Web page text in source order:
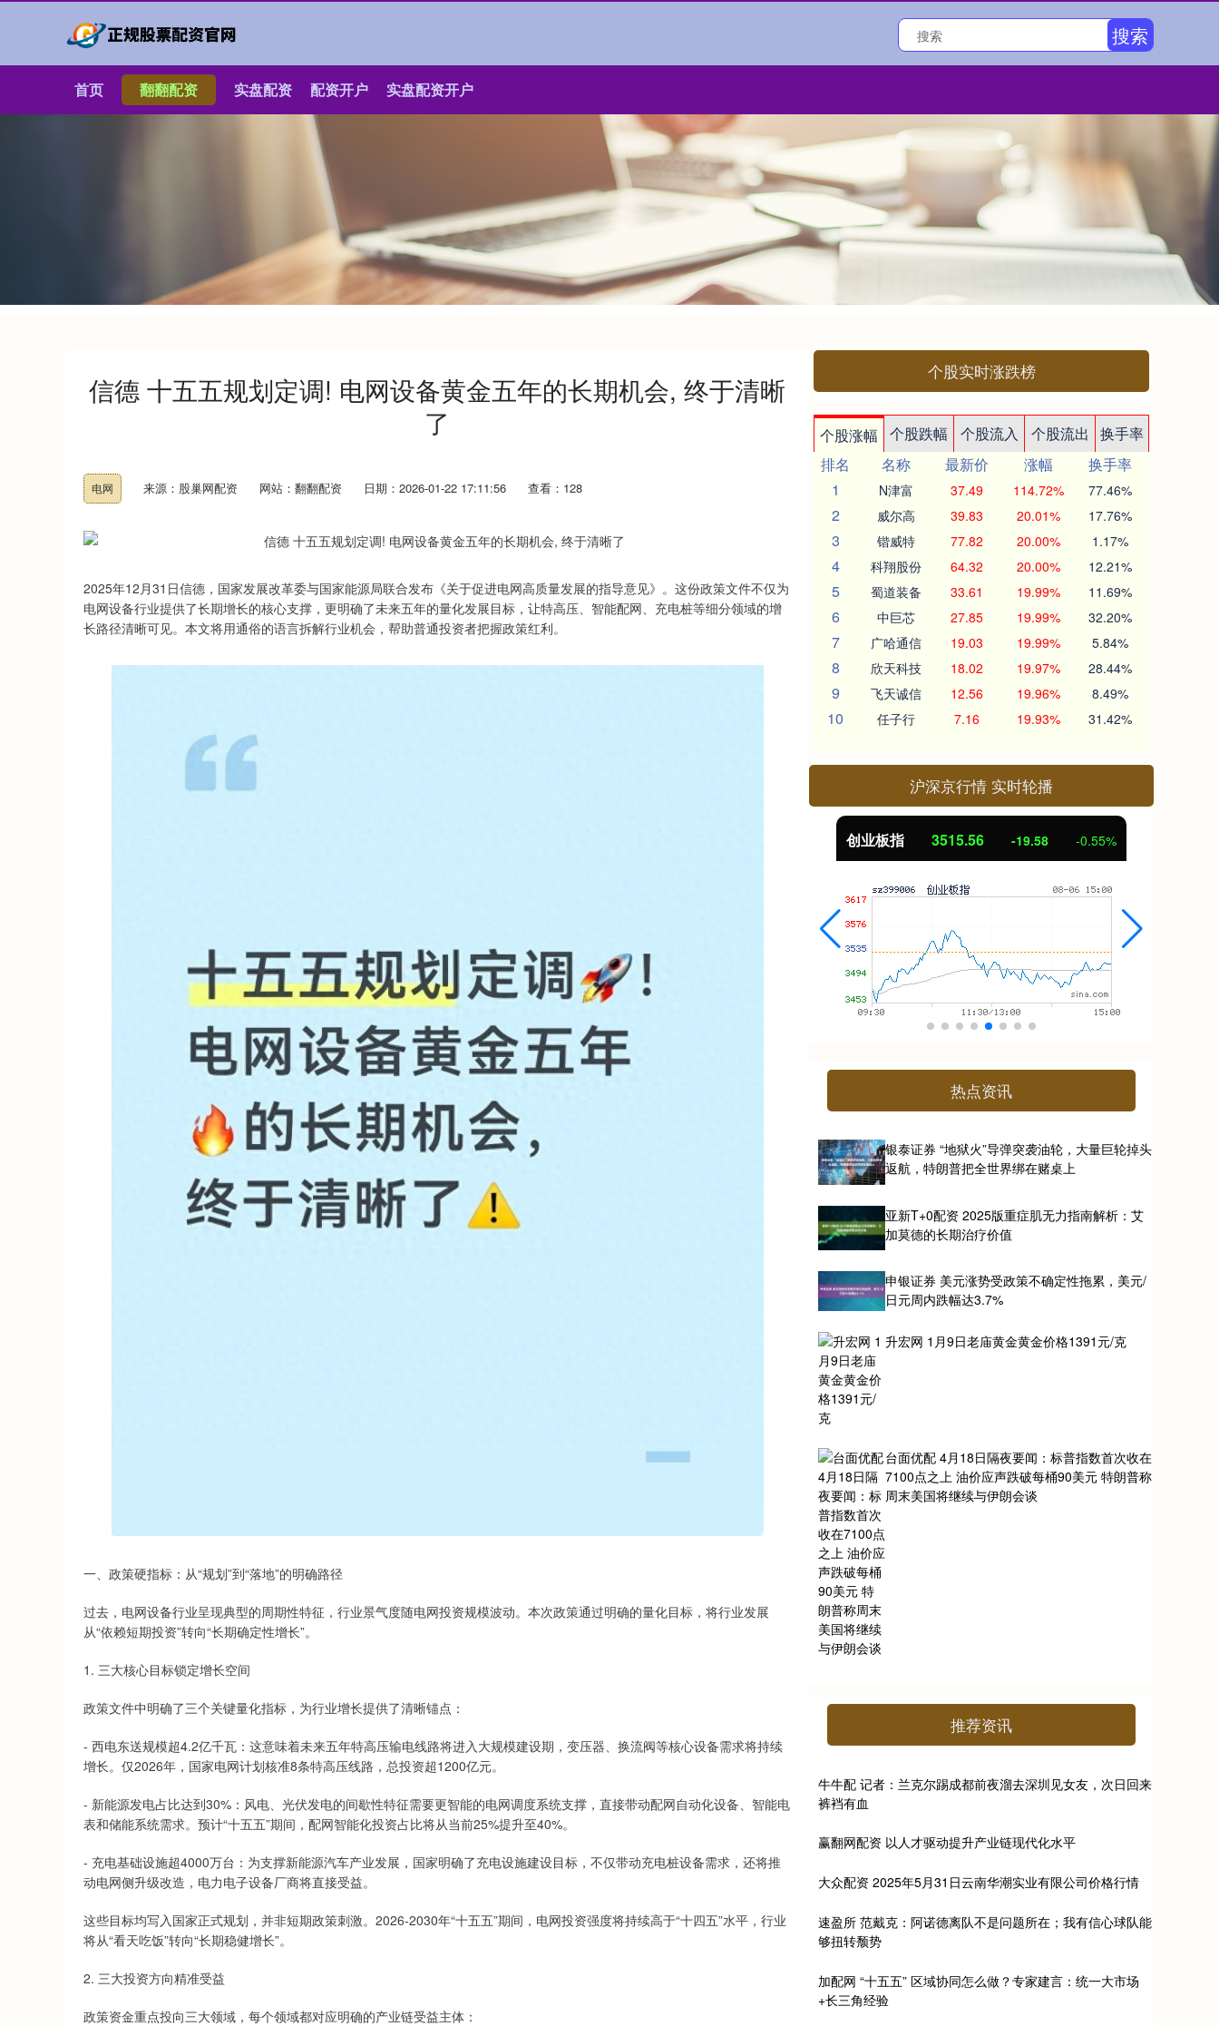
搜索
首页 翻翻配资 实盘配资 配资开户 实盘配资开户
信德 十五五规划定调! 电网设备黄金五年的长期机会, 终于清晰
了
电网 来源：股巢网配资 网站：翻翻配资 日期：2026-01-22 17:11:56 查看：128
2025年12月31日信德，国家发展改革委与国家能源局联合发布《关于促进电网高质量发展的指导意见》。这份政策文件不仅为
电网设备行业提供了长期增长的核心支撑，更明确了未来五年的量化发展目标，让特高压、智能配网、充电桩等细分领域的增
长路径清晰可见。本文将用通俗的语言拆解行业机会，帮助普通投资者把握政策红利。
一、政策硬指标：从“规划”到“落地”的明确路径
过去，电网设备行业呈现典型的周期性特征，行业景气度随电网投资规模波动。本次政策通过明确的量化目标，将行业发展
从“依赖短期投资”转向“长期确定性增长”。
1. 三大核心目标锁定增长空间
政策文件中明确了三个关键量化指标，为行业增长提供了清晰锚点：
- 西电东送规模超4.2亿千瓦：这意味着未来五年特高压输电线路将进入大规模建设期，变压器、换流阀等核心设备需求将持续
增长。仅2026年，国家电网计划核准8条特高压线路，总投资超1200亿元。
- 新能源发电占比达到30%：风电、光伏发电的间歇性特征需要更智能的电网调度系统支撑，直接带动配网自动化设备、智能电
表和储能系统需求。预计“十五五”期间，配网智能化投资占比将从当前25%提升至40%。
- 充电基础设施超4000万台：为支撑新能源汽车产业发展，国家明确了充电设施建设目标，不仅带动充电桩设备需求，还将推
动电网侧升级改造，电力电子设备厂商将直接受益。
这些目标均写入国家正式规划，并非短期政策刺激。2026-2030年“十五五”期间，电网投资强度将持续高于“十四五”水平，行业
将从“看天吃饭”转向“长期稳健增长”。
2. 三大投资方向精准受益
政策资金重点投向三大领域，每个领域都对应明确的产业链受益主体：
个股实时涨跌榜
个股涨幅 个股跌幅 个股流入 个股流出
换手率
排名
名称 最新价 涨幅
换手率
1
N津富 37.49 114.72% 77.46%
2 威尔高 39.83 20.01% 17.76%
3 锴威特 77.82 20.00% 1.17%
4 科翔股份 64.32 20.00% 12.21%
5 蜀道装备 33.61 19.99% 11.69%
6 中巨芯 27.85 19.99% 32.20%
7 广哈通信 19.03 19.99% 5.84%
8 欣天科技 18.02 19.97% 28.44%
9 飞天诚信 12.56 19.96% 8.49%
10 任子行 7.16 19.93% 31.42%
沪深京行情 实时轮播
创业板指 3515.56 -19.58 -0.55%
热点资讯
银泰证券 “地狱火”导弹突袭油轮，大量巨轮掉头
返航，特朗普把全世界绑在赌桌上
亚新T+0配资 2025版重症肌无力指南解析：艾
加莫德的长期治疗价值
申银证券 美元涨势受政策不确定性拖累，美元/
日元周内跌幅达3.7%
升宏网 1月9日老庙黄金黄金价格1391元/克
台面优配 4月18日隔夜要闻：标普指数首次收在
7100点之上 油价应声跌破每桶90美元 特朗普称
周末美国将继续与伊朗会谈
推荐资讯
牛牛配 记者：兰克尔踢成都前夜溜去深圳见女友，次日回来
裤裆有血
赢翻网配资 以人才驱动提升产业链现代化水平
大众配资 2025年5月31日云南华潮实业有限公司价格行情
速盈所 范戴克：阿诺德离队不是问题所在；我有信心球队能
够扭转颓势
加配网 “十五五” 区域协同怎么做？专家建言：统一大市场
+长三角经验